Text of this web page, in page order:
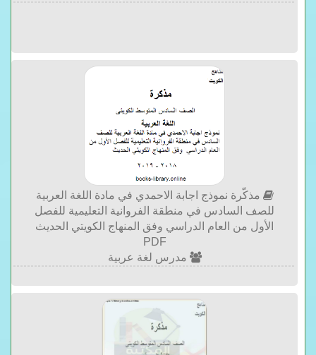
مذكّرة نموذج اجابة الاحمدي في مادة اللغة العربية
للصف السادس في منطقة الفروانية التعليمية للفصل
الأول من العام الدراسي وفق المنهاج الكويتي الحديث
PDF
مدرس لغة عربية